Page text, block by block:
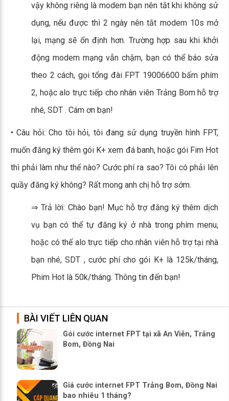
vậy không riêng là modem bạn nên tắt khi không sử
dụng, nếu được thì 2 ngày nên tắt modem 10s mở
lại, mạng sẽ ổn định hơn. Trường hợp sau khi khởi
động modem mạng vẫn chậm, bạn có thể báo sửa
theo 2 cách, gọi tổng đài FPT 19006600 bấm phím
2, hoặc alo trực tiếp cho nhân viên Trảng Bom hỗ trợ
nhé, SDT . Cám ơn bạn!
• Câu hỏi: Cho tôi hỏi, tôi đang sử dụng truyền hình FPT,
muốn đăng ký thêm gói K+ xem đá banh, hoặc gói Fim Hot
thì phải làm như thế nào? Cước phí ra sao? Tôi có phải lên
quầy đăng ký không? Rất mong anh chị hỗ trợ sớm.
⇒ Trả lời: Chào bạn! Mục hỗ trợ đăng ký thêm dịch
vụ bạn có thể tự đăng ký ở nhà trong phím menu,
hoặc có thể alo trực tiếp cho nhân viên hỗ trợ tại nhà
bạn nhé, SDT , cước phí cho gói K+ là 125k/tháng,
Phim Hot là 50k/tháng. Thông tin đến bạn!
BÀI VIẾT LIÊN QUAN
Gói cước internet FPT tại xã An Viễn, Trảng
Bom, Đồng Nai
Giá cước internet FPT Trảng Bom, Đồng Nai
bao nhiêu 1 tháng?